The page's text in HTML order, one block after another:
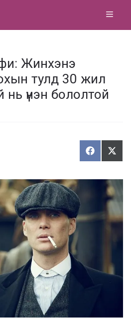
Жинхэнэ
тулд 30 жил
үнэн бололтой
Х
у
а
а
х
Т
ү
э
э